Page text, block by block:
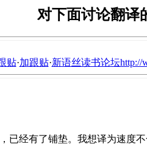
对下面讨论翻译
贴·加跟贴·新语丝读书论坛http://
已经有了铺垫。我想译为速